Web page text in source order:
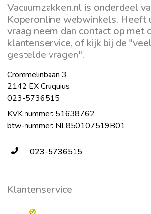
Vacuumzakken.nl is onderdeel
Koperonline webwinkels. Heeft
vraag neem dan contact op met
klantenservice, of kijk bij de "veel
gestelde vragen".
Crommelinbaan 3
2142 EX Cruquius
023-5736515
KVK nummer: 51638762
btw-nummer: NL850107519B01
023-5736515
Klantenservice